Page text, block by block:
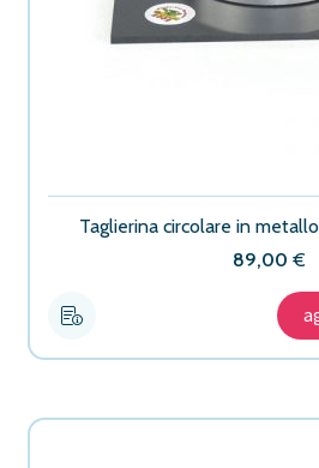
Taglierina circolare in
89,00 €